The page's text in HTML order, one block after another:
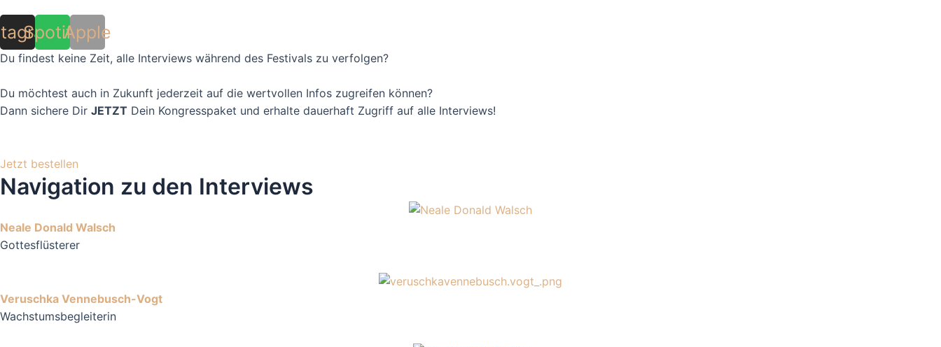
SpotifyApple
Du findest keine Zeit, alle Interviews während des Festivals zu verfolgen?
Du möchtest auch in Zukunft jederzeit auf die wertvollen Infos zugreifen können?
Dann sichere Dir JETZT Dein Kongresspaket und erhalte dauerhaft Zugriff auf alle Interviews!
Jetzt bestellen
Navigation zu den Interviews
Neale Donald Walsch
Gottesflüsterer
Veruschka Vennebusch-Vogt
Wachstumsbegleiterin